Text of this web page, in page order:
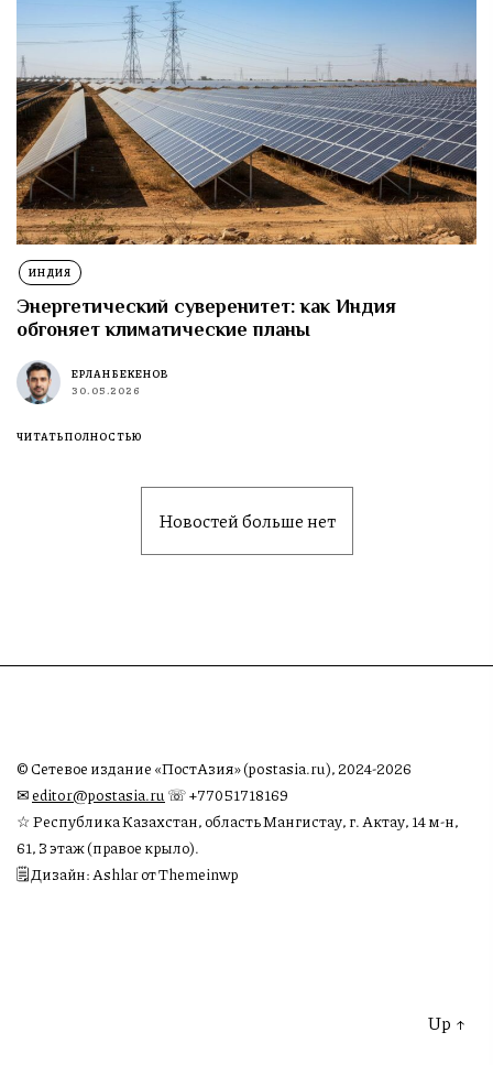
ИНДИЯ
Энергетический суверенитет: как Индия
обгоняет климатические планы
ЕРЛАН БЕКЕНОВ
30.05.2026
ЧИТАТЬ ПОЛНОСТЬЮ
Новостей больше нет
© Сетевое издание «ПостАзия» (postasia.ru), 2024-2026
✉︎editor@postasia.ru ☏ +77051718169
☆ Республика Казахстан, область Мангистау, г. Актау, 14 м-н,
61, 3 этаж (правое крыло).
🗒 Дизайн: Ashlar от Themeinwp
Up ↑